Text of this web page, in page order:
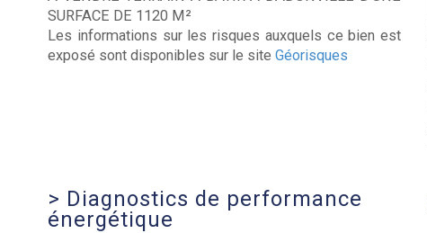
SURFACE DE 1120 M²
Les informations sur les risques auxquels ce bien est
exposé sont disponibles sur le site Géorisques
> Diagnostics de performance
énergétique